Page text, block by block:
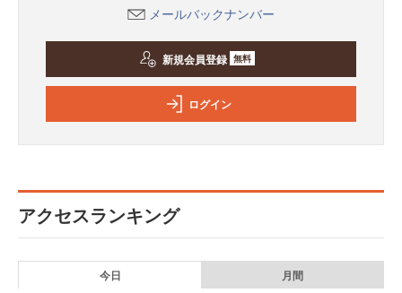
メールバックナンバー
新規会員登録 無料
ログイン
アクセスランキング
今日 月間